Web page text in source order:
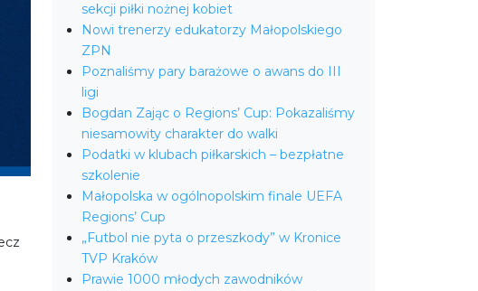
sekcji piłki nożnej kobiet
Nowi trenerzy edukatorzy Małopolskiego
ZPN
Poznaliśmy pary barażowe o awans do III
ligi
Bogdan Zając o Regions’ Cup: Pokazaliśmy
niesamowity charakter do walki
Podatki w klubach piłkarskich – bezpłatne
szkolenie
Małopolska w ogólnopolskim finale UEFA
Regions’ Cup
„Futbol nie pyta o przeszkody” w Kronice
TVP Kraków
Prawie 1000 młodych zawodników